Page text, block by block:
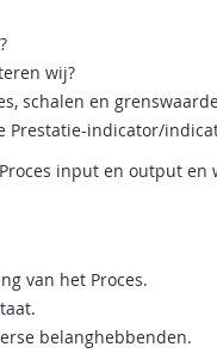
wij?
schalen en
Prestatie-indicator/
input en output
van het Proces.
belanghebbenden.